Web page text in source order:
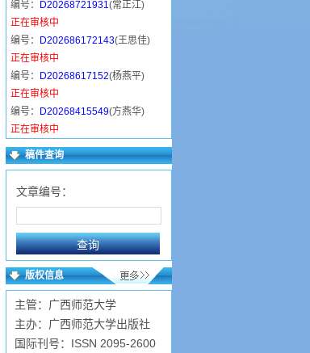
编号：
D20268721931(常正江)
正在审核中
编号：
D202686172143(王思佳)
正在审核中
编号：
D20268617152(杨燕平)
正在审核中
编号：
D20268415549(方燕华)
正在审核中
编号：D202683205758(邓岚铱)
已录用
已录用
已录用
编号：D202673115237(赵德亮)
已录用
编号：D2026730103441(顾萍霞)
已录用
稿件查询
文章编号：
版权信息
主管：广西师范大学
主办：广西师范大学出版社
国际刊号：ISSN 2095-2600